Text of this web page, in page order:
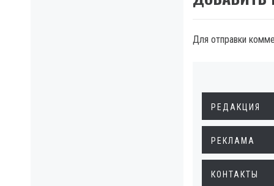
Для отправки
РЕДАКЦИЯ
РЕКЛАМА
КОНТАКТЫ